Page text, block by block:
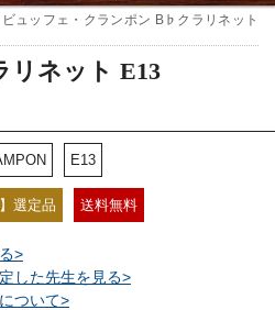
ュッフェ・クランポン B♭クラリネット
ネット E13
E13
選定品 送料無料
>
した先生を見る>
ついて>